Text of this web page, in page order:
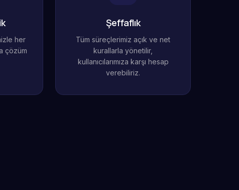
her
çözüm
Şeffaflık
Tüm süreçlerimiz açık ve net
kurallarla yönetilir,
kullanıcılarımıza karşı hesap
verebiliriz.